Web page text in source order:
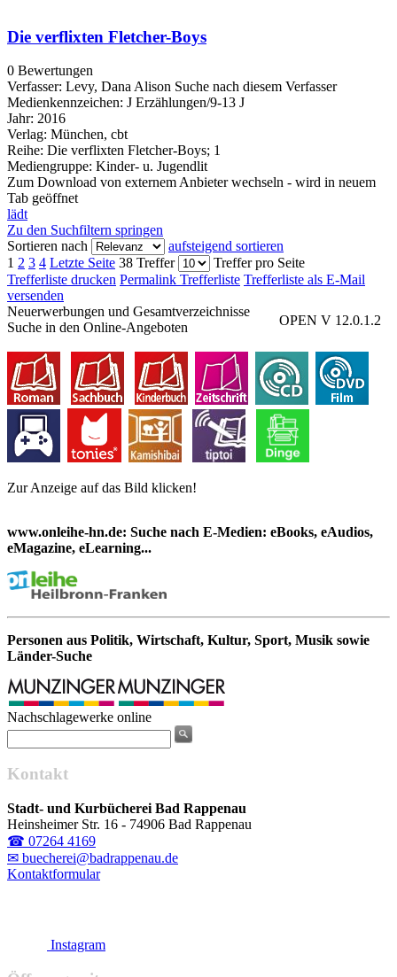
Die verflixten Fletcher-Boys
0 Bewertungen
Verfasser: Levy, Dana Alison Suche nach diesem Verfasser
Medienkennzeichen: J Erzählungen/9-13 J
Jahr: 2016
Verlag: München, cbt
Reihe: Die verflixten Fletcher-Boys; 1
Mediengruppe: Kinder- u. Jugendlit
Zum Download von externem Anbieter wechseln - wird in neuem
Tab geöffnet
lädt
Zu den Suchfiltern springen
Sortieren nach
aufsteigend sortieren
1 2 3 4 Letzte Seite 38 Treffer
Treffer pro Seite
Trefferliste drucken Permalink Trefferliste Trefferliste als E-Mail
versenden
OPEN V 12.0.1.2
Neuerwerbungen und Gesamtverzeichnisse
Zur Anzeige auf das Bild klicken!
Suche in den Online-Angeboten
www.onleihe-hn.de: Suche nach E-Medien: eBooks, eAudios,
eMagazine, eLearning...
Personen aus Politik, Wirtschaft, Kultur, Sport, Musik sowie
Länder-Suche
Nachschlagewerke online
Kontakt
Stadt- und Kurbücherei Bad Rappenau
Heinsheimer Str. 16 - 74906 Bad Rappenau
☎ 07264 4169
✉ buecherei@badrappenau.de
Kontaktformular
Instagram